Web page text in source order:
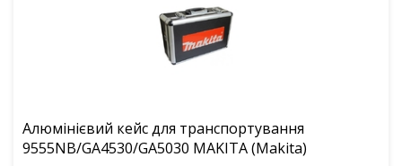
Алюмінієвий кейс для транспортування
9555NB/GA4530/GA5030 MAKITA (Makita)